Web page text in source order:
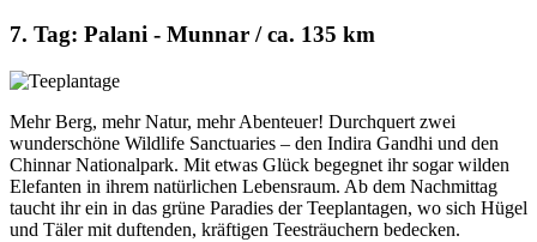
7. Tag: Palani - Munnar / ca. 135 km
Mehr Berg, mehr Natur, mehr Abenteuer! Durchquert zwei
wunderschöne Wildlife Sanctuaries – den Indira Gandhi und den
Chinnar Nationalpark. Mit etwas Glück begegnet ihr sogar wilden
Elefanten in ihrem natürlichen Lebensraum. Ab dem Nachmittag
taucht ihr ein in das grüne Paradies der Teeplantagen, wo sich Hügel
und Täler mit duftenden, kräftigen Teesträuchern bedecken.